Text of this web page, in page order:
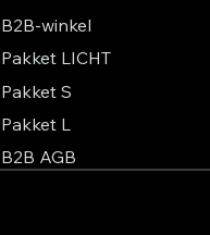
B2B-winkel
Pakket LICHT
Pakket S
Pakket L
B2B AGB